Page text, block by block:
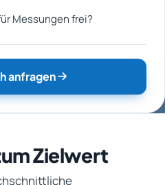
Messungen frei?
anfragen
Zielwert